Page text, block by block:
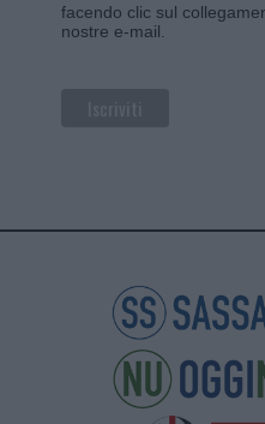
facendo clic sul
nostre e-mail.